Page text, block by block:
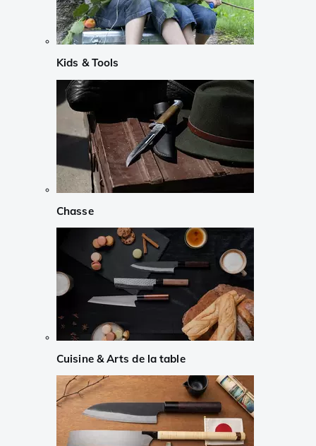
Kids & Tools
Chasse
Cuisine & Arts de la table